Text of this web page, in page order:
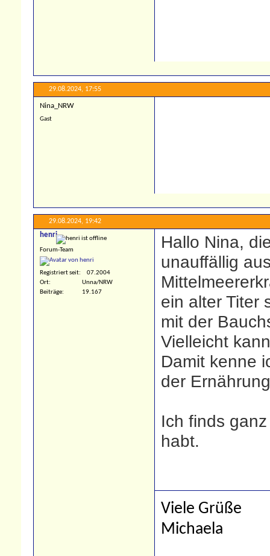
29.08.2024, 17:55
Nina_NRW
Gast
29.08.2024, 19:42
henri
Forum-Team
Registriert seit
07.2004
Ort
Unna/NRW
Beiträge
19.167
Hallo Nina,
unauffällig
ein alter Titer
mit der
Vielleicht
Damit kenne
der
Ich finds
habt.
Viele Grüße
Michaela